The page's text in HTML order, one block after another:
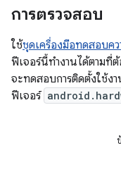
การตรวจสอบ
ใช้ชุดเครื่องมือทดสอบค
ฟีเจอร์นี้ทำงานได้ตามที่
จะทดสอบการติดตั้งใช้ง
ฟีเจอร์